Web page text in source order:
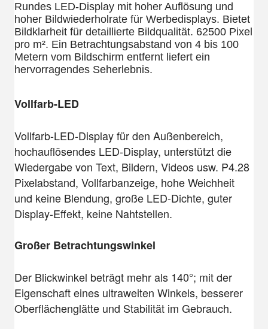
Rundes LED-Display mit hoher Auflösung und
hoher Bildwiederholrate für Werbedisplays. Bietet
Bildklarheit für detaillierte Bildqualität. 62500 Pixel
pro m². Ein Betrachtungsabstand von 4 bis 100
Metern vom Bildschirm entfernt liefert ein
hervorragendes Seherlebnis.
Vollfarb-LED
Vollfarb-LED-Display für den Außenbereich,
hochauflösendes LED-Display, unterstützt die
Wiedergabe von Text, Bildern, Videos usw. P4.28
Pixelabstand, Vollfarbanzeige, hohe Weichheit
und keine Blendung, große LED-Dichte, guter
Display-Effekt, keine Nahtstellen.
Großer Betrachtungswinkel
Der Blickwinkel beträgt mehr als 140°; mit der
Eigenschaft eines ultraweiten Winkels, besserer
Oberflächenglätte und Stabilität im Gebrauch.